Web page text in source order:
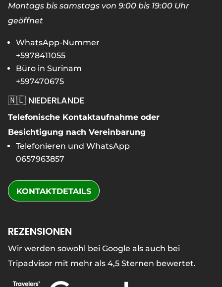
Montags bis samstags von 9:00 bis 19:00 Uhr
geöffnet
WhatsApp-Nummer
+5978411055
Büro in Surinam
+597470675
🇳🇱 NIEDERLANDE
Telefonische Kontaktaufnahme oder
Besichtigung nach Vereinbarung
Telefonieren und WhatsApp
0657963857
KONTAKTDETAILS
REZENSIONEN
Wir werden sowohl bei Google als auch bei
Tripadvisor mit mehr als 4,5 Sternen bewertet.